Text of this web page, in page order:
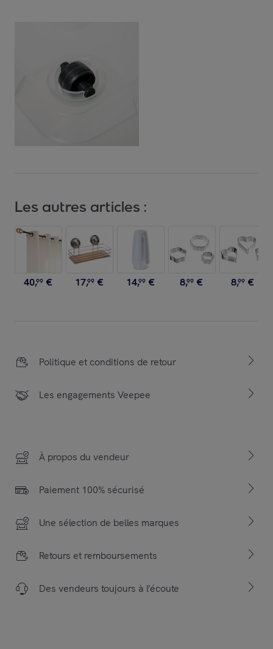
Les autres articles :
40,99 € 17,99 € 14,99 € 8,99 € 8,99 €
Politique et conditions de retour
Les engagements Veepee
À propos du vendeur
Paiement 100% sécurisé
Une sélection de belles marques
Retours et remboursements
Des vendeurs toujours à l’écoute